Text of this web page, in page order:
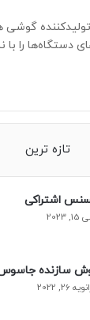
گوشی
دستگاه‌ها را
تازه ترین
اشتراکی
2023
سازنده
26, 2022